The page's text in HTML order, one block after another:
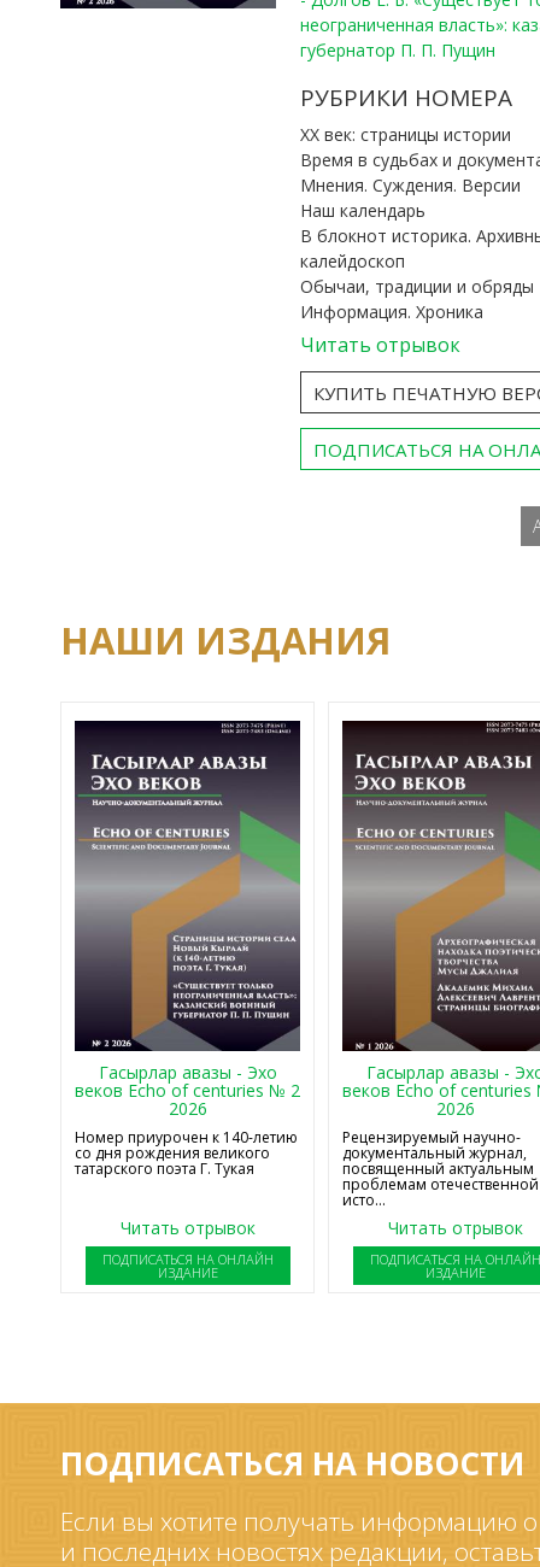
неограниченная власть»:
губернатор П. П. Пущин
РУБРИКИ НОМЕРА
ХХ век: страницы истории
Время в судьбах и
Мнения. Суждения. Версии
Наш календарь
В блокнот историка.
калейдоскоп
Обычаи, традиции и обряды
Информация. Хроника
Читать отрывок
КУПИТЬ ПЕЧАТНУЮ
ПОДПИСАТЬСЯ НА
НАШИ ИЗДАНИЯ
Гасырлар авазы - Эхо
веков Echo of centuries № 2
2026
Номер приурочен к 140-летию
со дня рождения великого
татарского поэта Г. Тукая
Читать отрывок
ПОДПИСАТЬСЯ НА ОНЛАЙН
ИЗДАНИЕ
Гасырлар авазы -
веков Echo of
2026
Рецензируемый научно-
документальный журнал,
посвященный актуальным
проблемам отечественной
исто...
Читать отрывок
ПОДПИСАТЬСЯ НА
ИЗДАНИЕ
ПОДПИСАТЬСЯ НА НОВОСТИ
Если вы хотите получать информацию
и последних новостях редакции,